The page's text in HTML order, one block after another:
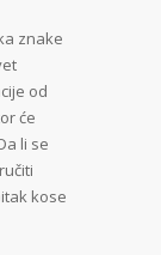
znake
od
će
li se
kose